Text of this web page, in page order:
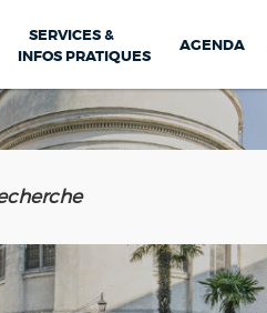
SERVICES &
INFOS PRATIQUES
AGENDA